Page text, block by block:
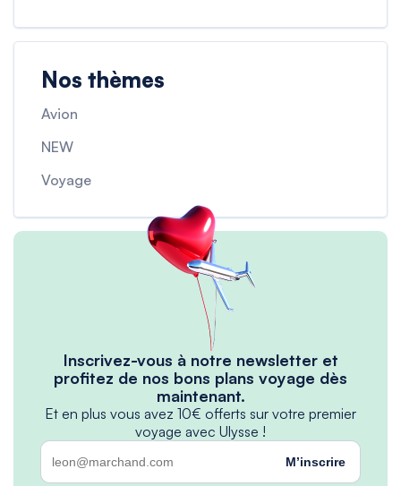
Nos thèmes
Avion
NEW
Voyage
Inscrivez-vous à notre newsletter et
profitez de nos bons plans voyage dès
maintenant.
Et en plus vous avez 10€ offerts sur votre premier
voyage avec Ulysse !
M’inscrire